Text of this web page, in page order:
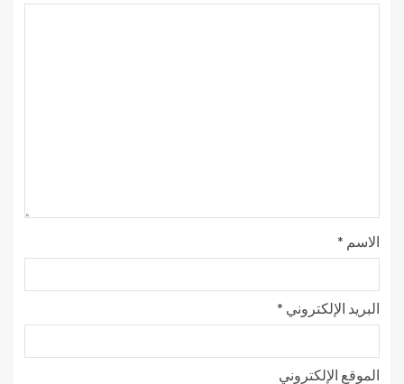
الاسم *
البريد الإلكتروني *
الموقع الإلكتروني